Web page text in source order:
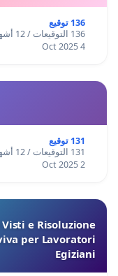
136 توقيع
136 التوقيعات / 12 أشهر
4 Oct 2025
131 توقيع
131 التوقيعات / 12 أشهر
2 Oct 2025
e Risoluzione
per Lavoratori
Egiziani